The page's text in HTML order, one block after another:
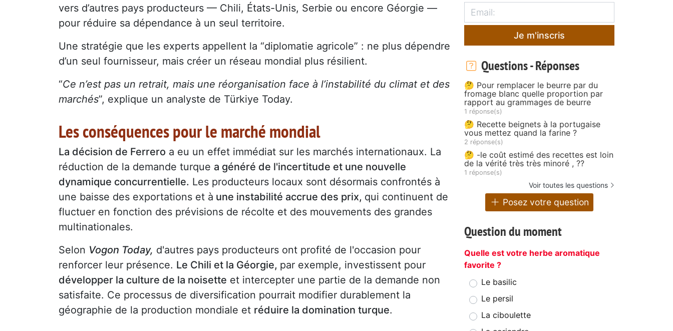
vers d’autres pays producteurs — Chili, États-Unis, Serbie ou encore Géorgie —
pour réduire sa dépendance à un seul territoire.
Une stratégie que les experts appellent la “diplomatie agricole” : ne plus dépendre
d’un seul fournisseur, mais créer un réseau mondial plus résilient.
“Ce n’est pas un retrait, mais une réorganisation face à l’instabilité du climat et des
marchés”, explique un analyste de Türkiye Today.
Les conséquences pour le marché mondial
La décision de Ferrero a eu un effet immédiat sur les marchés internationaux. La
réduction de la demande turque a généré de l'incertitude et une nouvelle
dynamique concurrentielle. Les producteurs locaux sont désormais confrontés à
une baisse des exportations et à une instabilité accrue des prix, qui continuent de
fluctuer en fonction des prévisions de récolte et des mouvements des grandes
multinationales.
Selon Vogon Today, d'autres pays producteurs ont profité de l'occasion pour
renforcer leur présence. Le Chili et la Géorgie, par exemple, investissent pour
développer la culture de la noisette et intercepter une partie de la demande non
satisfaite. Ce processus de diversification pourrait modifier durablement la
géographie de la production mondiale et réduire la domination turque.
Je m'inscris
Questions - Réponses
🤔 Pour remplacer le beurre par du
fromage blanc quelle proportion par
rapport au grammages de beurre
1 réponse(s)
🤔 Recette beignets à la portugaise
vous mettez quand la farine ?
2 réponse(s)
🤔 -le coût estimé des recettes est loin
de la vérité très très minoré , ??
1 réponse(s)
Voir toutes les questions
Posez votre question
Question du moment
Quelle est votre herbe aromatique
favorite ?
Le basilic
Le persil
La ciboulette